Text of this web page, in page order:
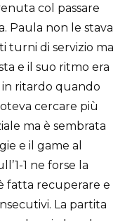
col passare
Paula non le stava
turni di servizio ma
e il suo ritmo era
in ritardo quando
cercare più
ma è sembrata
e il game al
1 ne forse la
fatta recuperare e
La partita